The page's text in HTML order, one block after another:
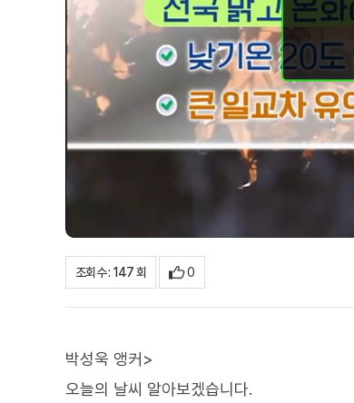
조회수 : 147 회 0
박성욱 앵커>
오늘의 날씨 알아보겠습니다.